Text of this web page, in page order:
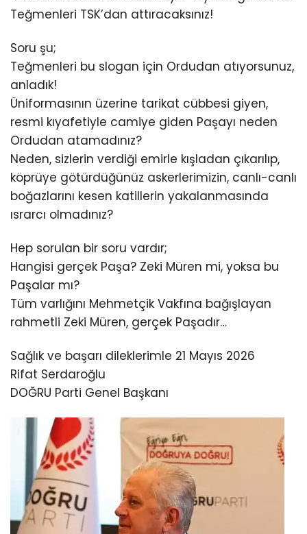
Teğmenleri TSK’dan attıracaksınız!
Soru şu;
Teğmenleri bu slogan için Ordudan atıyorsunuz,
anladık!
Üniformasının üzerine tarikat cübbesi giyen,
resmi kıyafetiyle camiye giden Paşayı neden
Ordudan atamadınız?
Neden, sizlerin verdiği emirle kışladan çıkarılıp,
köprüye götürdüğünüz askerlerimizin, canlı-canlı
boğazlarını kesen katillerin yakalanmasında
ısrarcı olmadınız?
Hep sorulan bir soru vardır;
Hangisi gerçek Paşa? Zeki Müren mi, yoksa bu
Paşalar mı?
Tüm varlığını Mehmetçik Vakfına bağışlayan
rahmetli Zeki Müren, gerçek Paşadır…
Sağlık ve başarı dileklerimle 21 Mayıs 2026
Rifat Serdaroğlu
DOĞRU Parti Genel Başkanı